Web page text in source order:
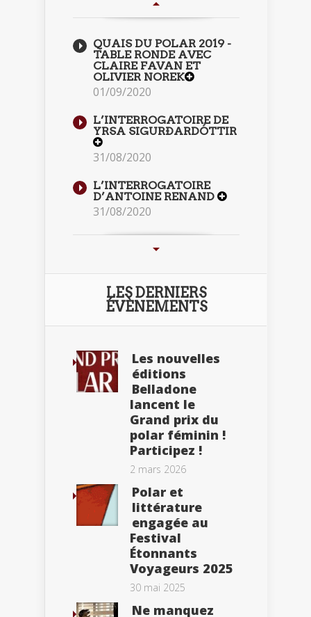
QUAIS DU POLAR 2019 -
TABLE RONDE AVEC
CLAIRE FAVAN ET
OLIVIER NOREK
01/09/2020
L’INTERROGATOIRE DE
YRSA SIGURÐARDÓTTIR
31/08/2020
L’INTERROGATOIRE
D’ANTOINE RENAND
31/08/2020
LES DERNIERS
ÉVÈNEMENTS
Les nouvelles
éditions
Belladone
lancent le
Grand prix du
polar féminin !
Participez !
2 mars 2026
Polar et
littérature
engagée au
Festival
Étonnants
Voyageurs 2025
30 mai 2025
Ne manquez